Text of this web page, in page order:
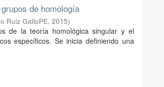
de homología
Ruiz GalloPE,2015)
de la teoría homológica singular y el
específicos. Se inicia definiendo una